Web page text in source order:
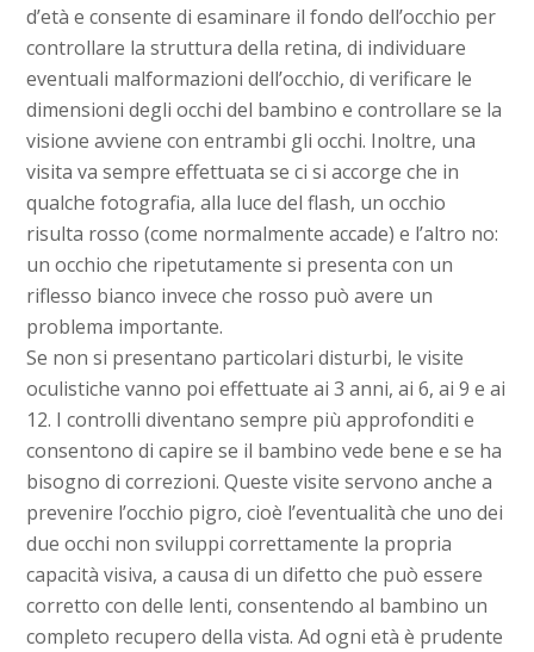
d’età e consente di esaminare il fondo dell’occhio per
controllare la struttura della retina, di individuare
eventuali malformazioni dell’occhio, di verificare le
dimensioni degli occhi del bambino e controllare se la
visione avviene con entrambi gli occhi. Inoltre, una
visita va sempre effettuata se ci si accorge che in
qualche fotografia, alla luce del flash, un occhio
risulta rosso (come normalmente accade) e l’altro no:
un occhio che ripetutamente si presenta con un
riflesso bianco invece che rosso può avere un
problema importante.
Se non si presentano particolari disturbi, le visite
oculistiche vanno poi effettuate ai 3 anni, ai 6, ai 9 e ai
12. I controlli diventano sempre più approfonditi e
consentono di capire se il bambino vede bene e se ha
bisogno di correzioni. Queste visite servono anche a
prevenire l’occhio pigro, cioè l’eventualità che uno dei
due occhi non sviluppi correttamente la propria
capacità visiva, a causa di un difetto che può essere
corretto con delle lenti, consentendo al bambino un
completo recupero della vista. Ad ogni età è prudente